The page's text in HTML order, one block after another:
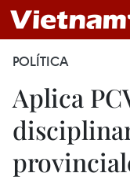
POLÍTICA
Aplica